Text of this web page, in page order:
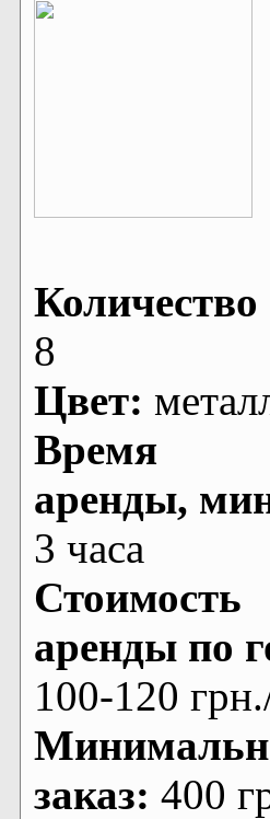
Количество
8
Цвет:
Время
аренды,
3 часа
Стоимость
аренды по
100-120
заказ: 400